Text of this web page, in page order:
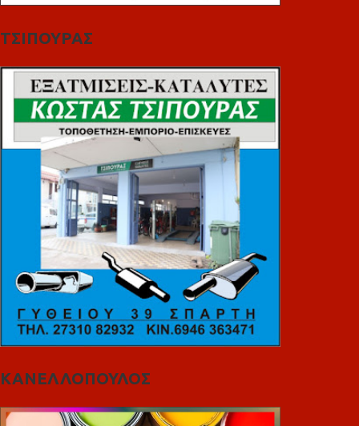
ΤΣΙΠΟΥΡΑΣ
ΚΑΝΕΛΛΟΠΟΥΛΟΣ